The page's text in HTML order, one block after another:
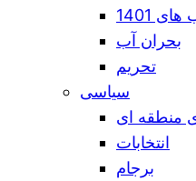
1401
بحران آب
تحریم
سیاسی
منطقه ای
انتخابات
برجام